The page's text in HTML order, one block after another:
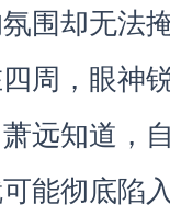
围却无法
周，眼神
远知道，
能彻底陷